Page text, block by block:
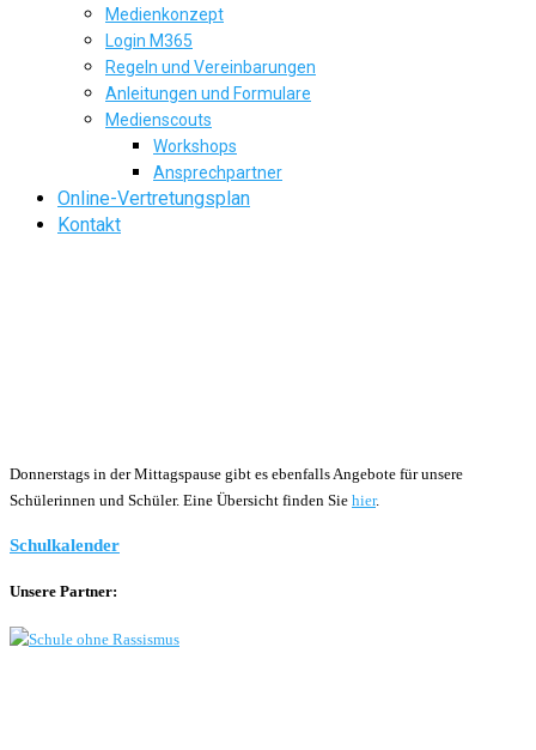
Medienkonzept
Login M365
Regeln und Vereinbarungen
Anleitungen und Formulare
Medienscouts
Workshops
Ansprechpartner
Online-Vertretungsplan
Kontakt
Donnerstags in der Mittagspause gibt es ebenfalls Angebote für unsere
Schülerinnen und Schüler. Eine Übersicht finden Sie hier.
Schulkalender
Unsere Partner: